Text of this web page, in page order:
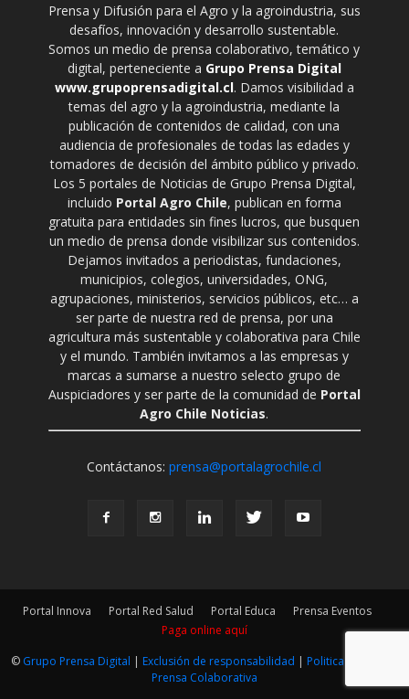
Prensa y Difusión para el Agro y la agroindustria, sus
desafíos, innovación y desarrollo sustentable.
Somos un medio de prensa colaborativo, temático y
digital, perteneciente a Grupo Prensa Digital
www.grupoprensadigital.cl. Damos visibilidad a
temas del agro y la agroindustria, mediante la
publicación de contenidos de calidad, con una
audiencia de profesionales de todas las edades y
tomadores de decisión del ámbito público y privado.
Los 5 portales de Noticias de Grupo Prensa Digital,
incluido Portal Agro Chile, publican en forma
gratuita para entidades sin fines lucros, que busquen
un medio de prensa donde visibilizar sus contenidos.
Dejamos invitados a periodistas, fundaciones,
municipios, colegios, universidades, ONG,
agrupaciones, ministerios, servicios públicos, etc… a
ser parte de nuestra red de prensa, por una
agricultura más sustentable y colaborativa para Chile
y el mundo. También invitamos a las empresas y
marcas a sumarse a nuestro selecto grupo de
Auspiciadores y ser parte de la comunidad de Portal
Agro Chile Noticias.
Contáctanos:prensa@portalagrochile.cl
Portal Innova Portal Red Salud Portal Educa
Prensa Eventos
Paga online aquí
© Grupo Prensa Digital | Exclusión de responsabilidad | Politica Editorial
Prensa Colaborativa